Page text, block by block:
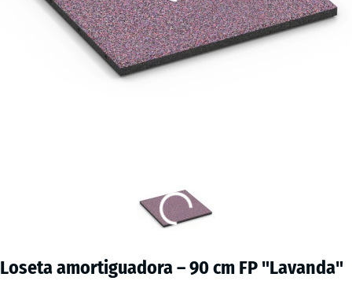
Loseta amortiguadora – 90 cm FP "Lavanda"